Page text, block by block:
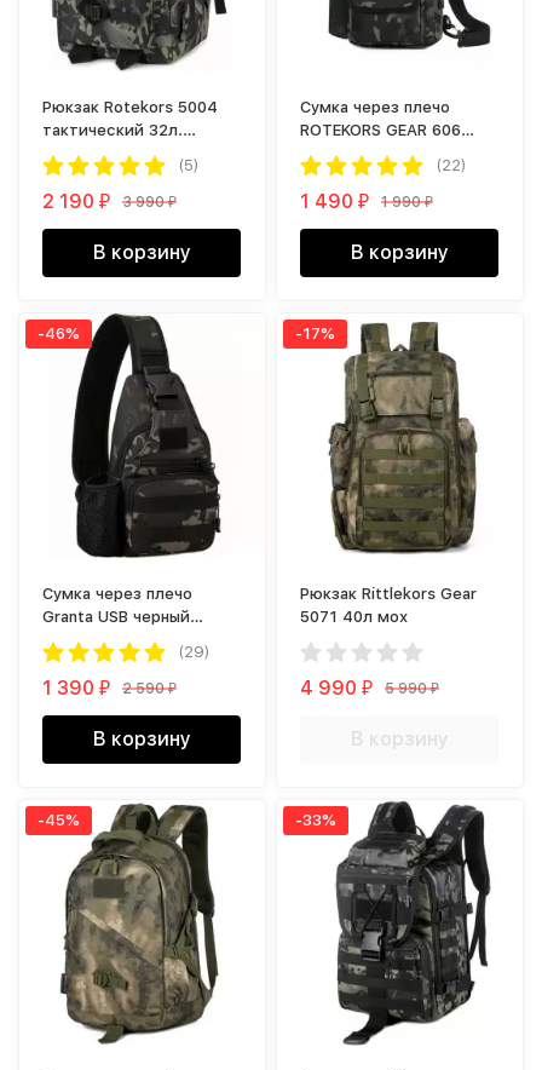
Рюкзак Rotekors 5004
тактический 32л.
черный камуфляж
(5)
2 190₽ 3 990₽
В корзину
Сумка через плечо
ROTEKORS GEAR 606
черный камуфляж
(22)
1 490₽ 1 990₽
В корзину
-46%
Cумка через плечо
Granta USB черный
камуфляж
(29)
1 390₽ 2 590₽
В корзину
-17%
Рюкзак Rittlekors Gear
5071 40л мох
4 990₽ 5 990₽
В корзину
-45% -33%